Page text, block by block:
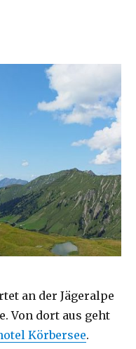
an der Jägeralpe
Von dort aus geht
Körbersee.